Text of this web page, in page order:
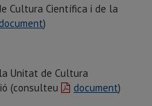
Cultura Científica i de la
)
Unitat de Cultura
(consulteu
document)